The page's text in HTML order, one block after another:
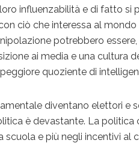
influenzabilità e di fatto si
ciò che interessa al
potrebbero
ai media e una cultura
quoziente di
diventano elettori e
è devastante. La politica
e più negli incentivi al